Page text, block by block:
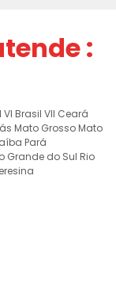
:
VI Brasil VII Ceará
Mato Grosso Mato
Pará
Grande do Sul Rio